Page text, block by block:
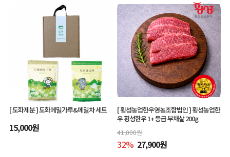
[ 도화제분 ]도화메밀가루&메밀차 세트
15,000원
[ 횡성농업한우영농조합법인 ]횡성농업한
우 횡성한우 1+ 등급 부채살 200g
41,000원
32% 27,900원